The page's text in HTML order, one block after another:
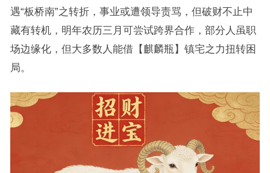
遇“板桥南”之转折，事业或遭领导责骂，但破财不止中
藏有转机，明年农历三月可尝试跨界合作，部分人虽职
场边缘化，但大多数人能借【麒麟瓶】镇宅之力扭转困
局。